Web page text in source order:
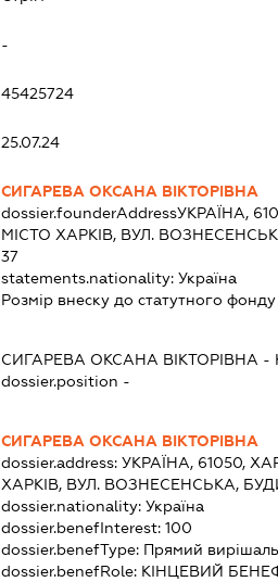
-
45425724
25.07.24
СИГАРЕВА ОКСАНА ВІКТОРІВНА
dossier.founderAddressУКРАЇНА,
МІСТО ХАРКІВ, ВУЛ.
37
statements.nationality: Україна
Розмір внеску до статутного
СИГАРЕВА ОКСАНА ВІКТОРІВНА -
dossier.position -
СИГАРЕВА ОКСАНА ВІКТОРІВНА
dossier.address: УКРАЇНА, 61050,
ХАРКІВ, ВУЛ. ВОЗНЕСЕНСЬКА,
dossier.nationality: Україна
dossier.benefInterest: 100
dossier.benefType: Прямий
dossier.benefRole: КІНЦЕВИЙ